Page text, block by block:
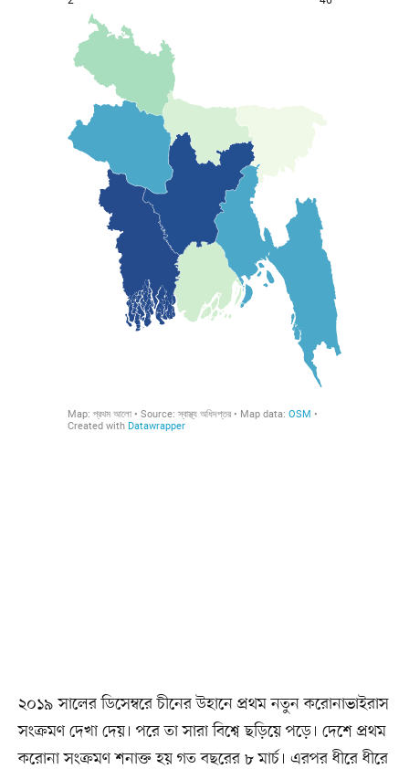
২০১৯ সালের ডিসেম্বরে চীনের উহানে প্রথম নতুন করোনাভাইরাস
সংক্রমণ দেখা দেয়। পরে তা সারা বিশ্বে ছড়িয়ে পড়ে। দেশে প্রথম
করোনা সংক্রমণ শনাক্ত হয় গত বছরের ৮ মার্চ। এরপর ধীরে ধীরে